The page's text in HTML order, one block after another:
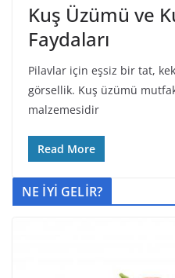
Kuş Üzümü ve
Faydaları
Pilavlar için eşsiz bir tat,
görsellik. Kuş üzümü
malzemesidir
Read More
NE İYİ GELİR?